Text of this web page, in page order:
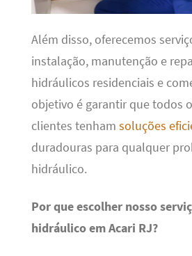
Além disso, oferecemos
instalação, manutenção e
hidráulicos residenciais e
objetivo é garantir que todos
clientes tenham soluções
duradouras para qualquer
hidráulico.
Por que escolher nosso
hidráulico em Acari RJ?